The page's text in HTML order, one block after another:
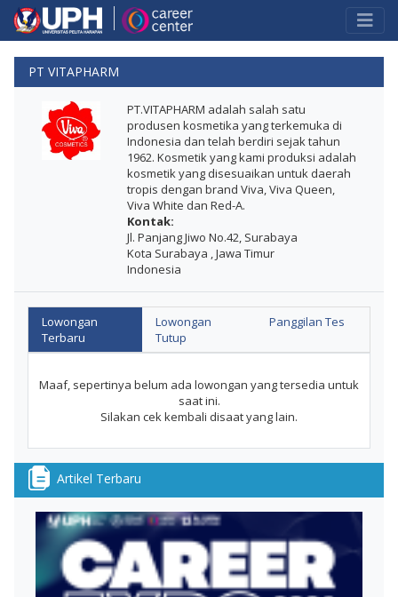
PT VITAPHARM
PT.VITAPHARM adalah salah satu
produsen kosmetika yang terkemuka di
Indonesia dan telah berdiri sejak tahun
1962. Kosmetik yang kami produksi adalah
kosmetik yang disesuaikan untuk daerah
tropis dengan brand Viva, Viva Queen,
Viva White dan Red-A.
Kontak:
Jl. Panjang Jiwo No.42, Surabaya
Kota Surabaya , Jawa Timur
Indonesia
Lowongan
Terbaru
Lowongan
Tutup
Panggilan Tes
Maaf, sepertinya belum ada lowongan yang tersedia untuk
saat ini.
Silakan cek kembali disaat yang lain.
Artikel Terbaru